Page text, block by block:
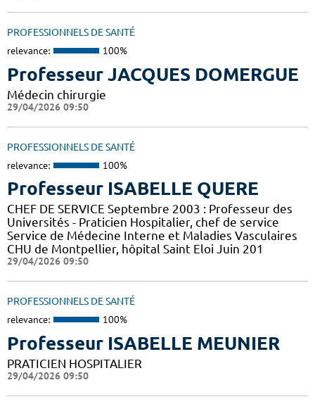
PROFESSIONNELS DE SANTÉ
relevance: 100%
Professeur JACQUES DOMERGUE
Médecin chirurgie
29/04/2026 09:50
PROFESSIONNELS DE SANTÉ
relevance: 100%
Professeur ISABELLE QUERE
CHEF DE SERVICE Septembre 2003 : Professeur des
Universités - Praticien Hospitalier, chef de service
Service de Médecine Interne et Maladies Vasculaires
CHU de Montpellier, hôpital Saint Eloi Juin 201
29/04/2026 09:50
PROFESSIONNELS DE SANTÉ
relevance: 100%
Professeur ISABELLE MEUNIER
PRATICIEN HOSPITALIER
29/04/2026 09:50